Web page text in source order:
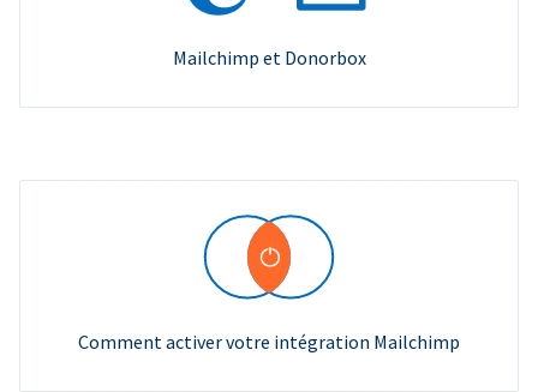
Mailchimp et Donorbox
Comment activer votre intégration Mailchimp